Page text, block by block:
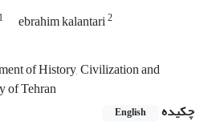
1 ebrahim kalantari2
of History, Civilization and
of Tehran
چکیده
English